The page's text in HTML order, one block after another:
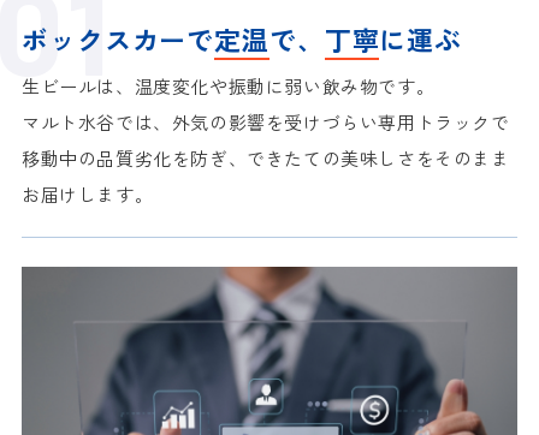
ボックスカーで定温で、 丁寧に運ぶ
生ビールは、温度変化や振動に弱い飲み物です。
マルト水谷では、外気の影響を受けづらい専用トラックで
移動中の品質劣化を防ぎ、 できたての美味しさをそのまま
お届けします。